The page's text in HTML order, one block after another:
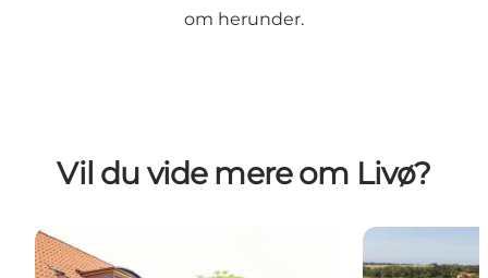
om herunder.
Vil du vide mere om Livø?
Livø og Livø Feriecenter Guidede ture